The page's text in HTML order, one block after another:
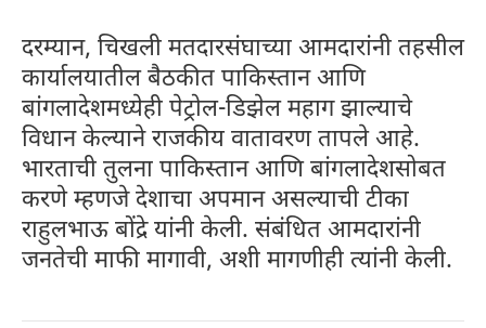
दरम्यान, चिखली मतदारसंघाच्या आमदारांनी तहसील
कार्यालयातील बैठकीत पाकिस्तान आणि
बांगलादेशमध्येही पेट्रोल-डिझेल महाग झाल्याचे
विधान केल्याने राजकीय वातावरण तापले आहे.
भारताची तुलना पाकिस्तान आणि बांगलादेशसोबत
करणे म्हणजे देशाचा अपमान असल्याची टीका
राहुलभाऊ बोंद्रे यांनी केली. संबंधित आमदारांनी
जनतेची माफी मागावी, अशी मागणीही त्यांनी केली.